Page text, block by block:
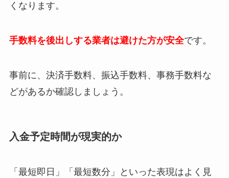
くなります。
手数料を後出しする業者は避けた方が安全です。
事前に、決済手数料、振込手数料、事務手数料な
どがあるか確認しましょう。
入金予定時間が現実的か
「最短即日」「最短数分」といった表現はよく見